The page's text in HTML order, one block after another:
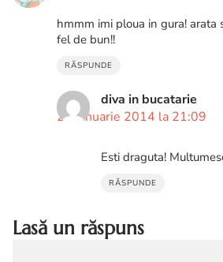
hmmm imi ploua in gura! arata
fel de bun!!
RĂSPUNDE
diva in bucatarie
28 ianuarie 2014 la 21:09
Esti draguta!
RĂSPUNDE
Lasă un răspuns